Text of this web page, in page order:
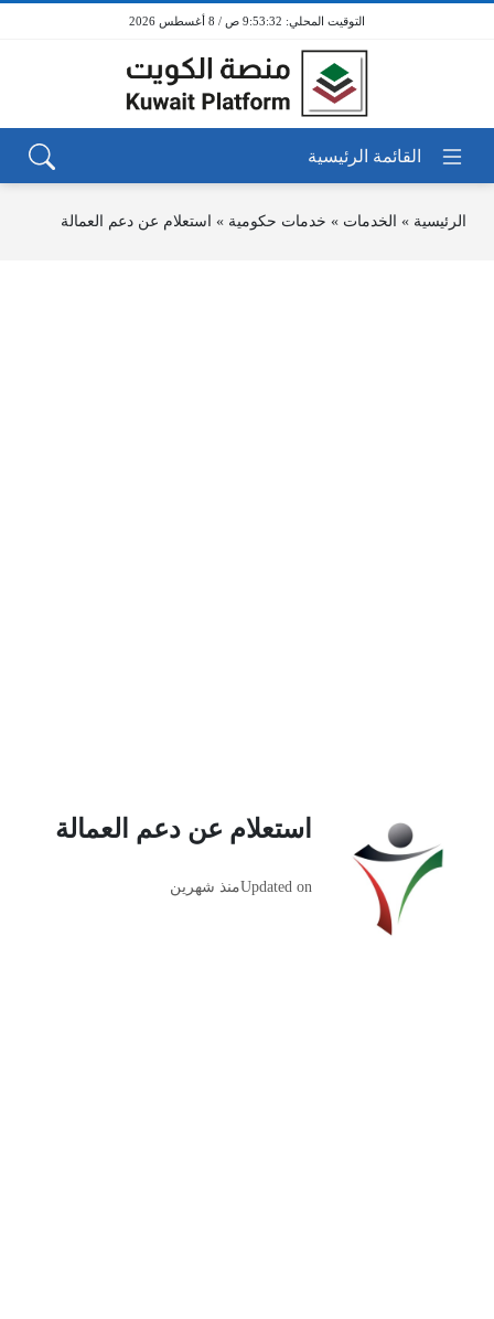
9:53:32 ص / 8 أغسطس 2026
الرئيسية » الخدمات » خدمات حكومية » استعلام عن دعم العمالة
استعلام عن دعم العمالة
Updated onمنذ شهرين